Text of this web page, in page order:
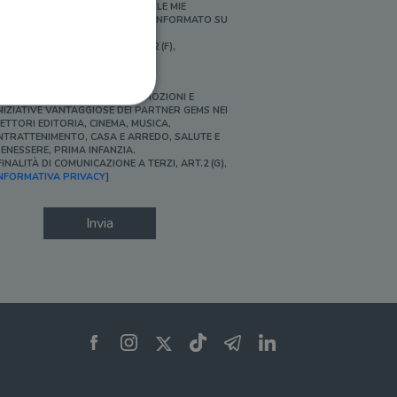
PERSONALIZZATE E IN LINEA CON LE MIE
ABITUDINI DI ACQUISTO, ESSERE INFORMATO SU
[FINALITÀ DI PROFILAZIONE, ART.2 (F),
SÌ, DESIDERO ACCEDERE A PROMOZIONI E
VANTAGGIOSE DEI PARTNER GEMS NEI
EDITORIA, CINEMA, MUSICA,
CASA E ARREDO, SALUTE E
PRIMA INFANZIA.
DI COMUNICAZIONE A TERZI, ART.2 (G),
PRIVACY]
Invia
dell'account. Il sito
per il dominio corrente.